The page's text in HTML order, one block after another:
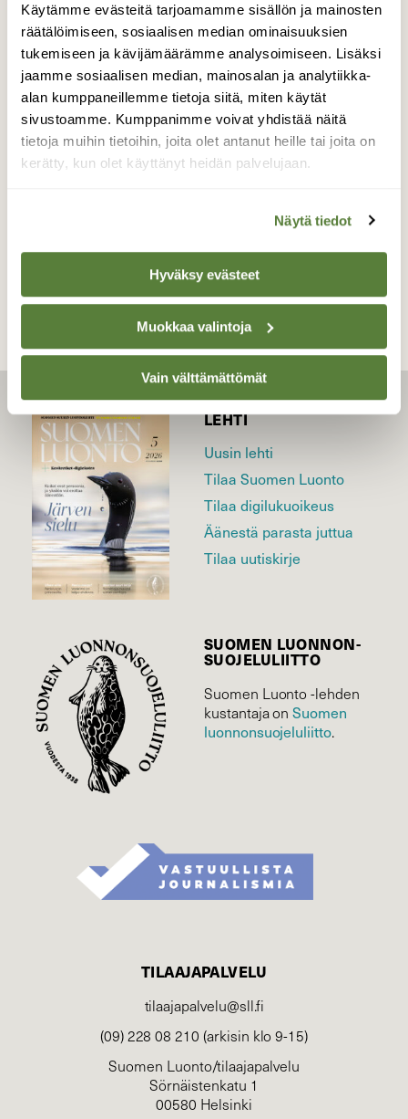
Käytämme evästeitä tarjoamamme sisällön ja mainosten
räätälöimiseen, sosiaalisen median ominaisuuksien
tukemiseen ja kävijämäärämme analysoimiseen. Lisäksi
jaamme sosiaalisen median, mainosalan ja analytiikka-
alan kumppaneillemme tietoja siitä, miten käytät
sivustoamme. Kumppanimme voivat yhdistää näitä
tietoja muihin tietoihin, joita olet antanut heille tai joita on
kerätty, kun olet käyttänyt heidän palvelujaan.
Näytä tiedot
Hyväksy evästeet
Muokkaa valintoja
Vain välttämättömät
Paleltaa
Pikkuvarpusesta näkee että nyt on kylmää :)
Valokuvaaja: Kaarlo Asikainen, Iisalmi 16.10.2020
TAKAISIN LISTAAN
LEHTI
Uusin lehti
Tilaa Suomen Luonto
Tilaa digilukuoikeus
Äänestä parasta juttua
Tilaa uutiskirje
SUOMEN LUONNON­
SUOJELU­LIITTO
Suomen Luonto -lehden
kustantaja onSuomen
luonnonsuojelu­liitto.
TILAAJAPALVELU
tilaajapalvelu@sll.fi
(09) 228 08 210 (arkisin klo 9-15)
Suomen Luonto/tilaajapalvelu
Sörnäistenkatu 1
00580 Helsinki